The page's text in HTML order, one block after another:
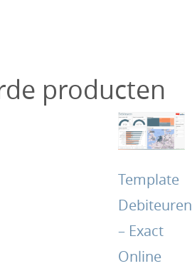
producten
Template
Debiteuren
– Exact
Online